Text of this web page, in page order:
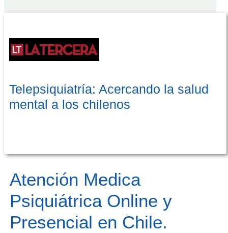
Telepsiquiatría: Acercando la salud
mental a los chilenos
Atención Medica
Psiquiátrica Online y
Presencial en Chile.